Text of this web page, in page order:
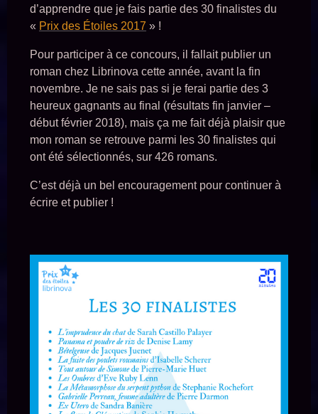
d’apprendre que je fais partie des 30 finalistes du
« Prix des Étoiles 2017 » !
Pour participer à ce concours, il fallait publier un
roman chez Librinova cette année, avant la fin
novembre. Je ne sais pas si je ferai partie des 3
heureux gagnants au final (résultats fin janvier –
début février 2018), mais ça me fait déjà plaisir que
mon roman se retrouve parmi les 30 finalistes qui
ont été sélectionnés, sur 426 romans.
C’est déjà un bel encouragement pour continuer à
écrire et publier !